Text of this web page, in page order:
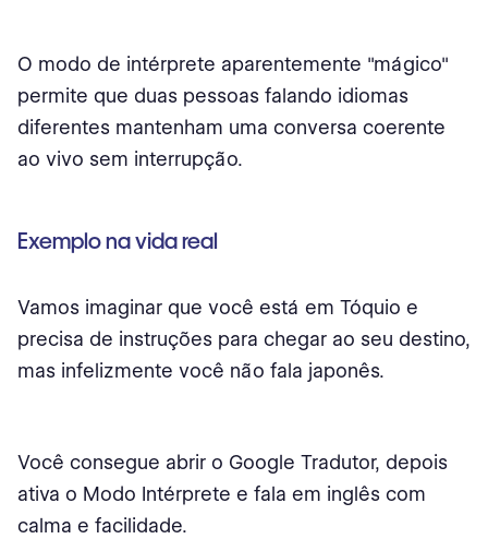
O modo de intérprete aparentemente "mágico"
permite que duas pessoas falando idiomas
diferentes mantenham uma conversa coerente
ao vivo sem interrupção.
Exemplo na vida real
Vamos imaginar que você está em Tóquio e
precisa de instruções para chegar ao seu destino,
mas infelizmente você não fala japonês.
Você consegue abrir o Google Tradutor, depois
ativa o Modo Intérprete e fala em inglês com
calma e facilidade.